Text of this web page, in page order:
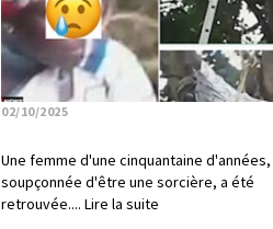
02/10/2025
Une femme d'une cinquantaine d'années,
soupçonnée d'être une sorcière, a été
retrouvée.... Lire la suite